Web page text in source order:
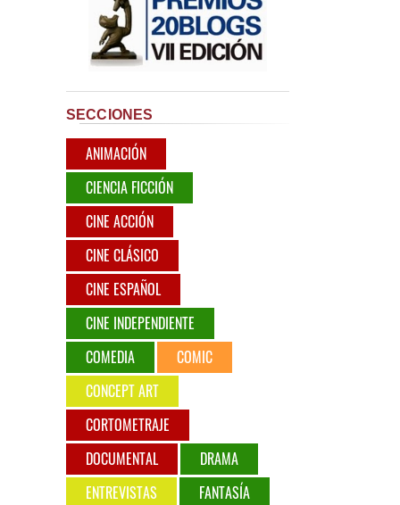
SECCIONES
ANIMACIÓN
CIENCIA FICCIÓN
CINE ACCIÓN
CINE CLÁSICO
CINE ESPAÑOL
CINE INDEPENDIENTE
COMEDIA
COMIC
CONCEPT ART
CORTOMETRAJE
DOCUMENTAL
DRAMA
ENTREVISTAS
FANTASÍA